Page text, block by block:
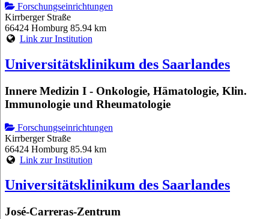
Forschungseinrichtungen
Kirrberger Straße
66424 Homburg 85.94 km
Link zur Institution
Universitätsklinikum des Saarlandes
Innere Medizin I - Onkologie, Hämatologie, Klin.
Immunologie und Rheumatologie
Forschungseinrichtungen
Kirrberger Straße
66424 Homburg 85.94 km
Link zur Institution
Universitätsklinikum des Saarlandes
José-Carreras-Zentrum